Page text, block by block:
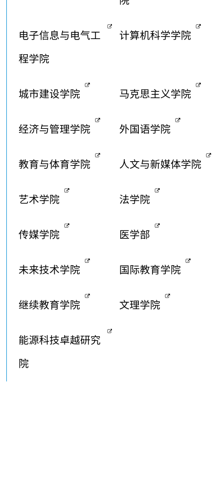
电子信息与电气工
程学院
计算机科学学院
城市建设学院 马克思主义学院
经济与管理学院 外国语学院
教育与体育学院 人文与新媒体学院
艺术学院 法学院
传媒学院 医学部
未来技术学院 国际教育学院
继续教育学院 文理学院
能源科技卓越研究
院